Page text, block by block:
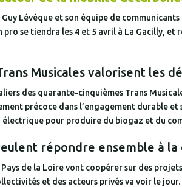
Lévêque et son équipe de
pro se tiendra les 4 et 5 avril à La Gacilly,
Musicales valorisent les
des quarante-cinquièmes Trans
précoce dans l’engagement durable
électrique pour produire du biogaz et du
répondre ensemble à
de la Loire vont coopérer sur des
et des acteurs privés va voir le